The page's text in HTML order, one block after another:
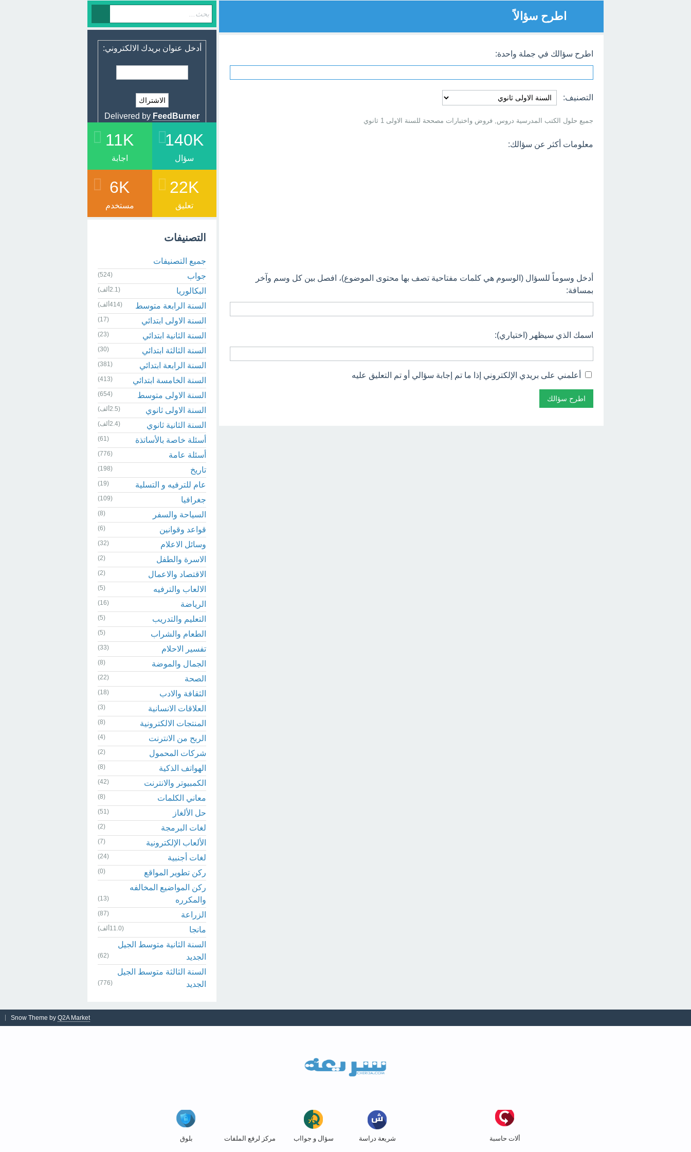
اطرح سؤالاً
اطرح سؤالك في جملة واحدة:
التصنيف:
جميع حلول الكتب المدرسية دروس, فروض واختبارات مصححة للسنة الاولى 1 ثانوي
معلومات أكثر عن سؤالك:
أدخل وسوماً للسؤال (الوسوم هي كلمات مفتاحية تصف بها محتوى الموضوع)، افصل بين كل وسم وآخر
بمسافة:
اسمك الذي سيظهر (اختياري):
أعلمني على بريدي الإلكتروني إذا ما تم إجابة سؤالي أو تم التعليق عليه
أدخل عنوان بريدك الالكتروني:
Delivered by FeedBurner
140K
سؤال
11K
اجابة
22K
تعليق
6K
مستخدم
التصنيفات
جميع التصنيفات
جواب
(524)
البكالوريا (2.1ألف)
السنة الرابعة متوسط (414ألف)
السنة الاولى ابتدائي (17)
السنة الثانية ابتدائي (23)
السنة الثالثة ابتدائي (30)
السنة الرابعة ابتدائي (381)
السنة الخامسة ابتدائي (413)
السنة الاولى متوسط (654)
السنة الاولى ثانوي (2.5ألف)
السنة الثانية ثانوي (2.4ألف)
أسئلة خاصة بالأساتذة (61)
أسئلة عامة (776)
تاريخ (198)
عام للترفيه و التسلية (19)
جغرافيا (109)
السياحة والسفر (8)
قواعد وقوانين (6)
وسائل الاعلام (32)
الاسرة والطفل (2)
الاقتصاد والاعمال (2)
الالعاب والترفيه (5)
الرياضة (16)
التعليم والتدريب (5)
الطعام والشراب (5)
تفسير الاحلام (33)
الجمال والموضة (8)
الصحة (22)
الثقافة والادب (18)
العلاقات الانسانية (3)
المنتجات الالكترونية (8)
الربح من الانترنت (4)
شركات المحمول (2)
الهواتف الذكية (8)
الكمبيوتر والانترنت (42)
معاني الكلمات (8)
حل الألغاز (51)
لغات البرمجة (2)
الألعاب الإلكترونية (7)
لغات أجنبية (24)
ركن تطوير المواقع (0)
ركن المواضيع المخالفه
والمكرره
(13)
الزراعة (87)
مانجا (11.0ألف)
السنة الثانية متوسط الجيل
الجديد
(62)
السنة الثالثة متوسط الجيل
الجديد
(776)
Snow Theme by Q2A Market